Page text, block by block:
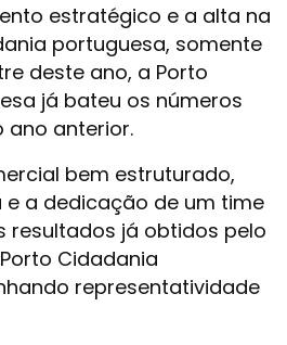
estratégico e a alta na
portuguesa, somente
deste ano, a Porto
já bateu os números
anterior.
bem estruturado,
a dedicação de um time
resultados já obtidos pelo
Cidadania
representatividade